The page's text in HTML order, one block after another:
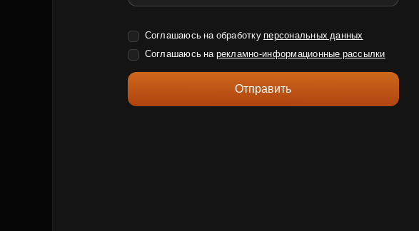
Соглашаюсь на обработку персональных данных
Соглашаюсь на рекламно-информационные рассылки
Отправить